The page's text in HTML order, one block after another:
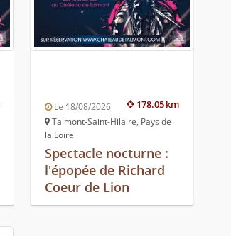
178.05 km
Le 18/08/2026
Talmont-Saint-Hilaire, Pays de
la Loire
Spectacle nocturne :
l'épopée de Richard
Coeur de Lion